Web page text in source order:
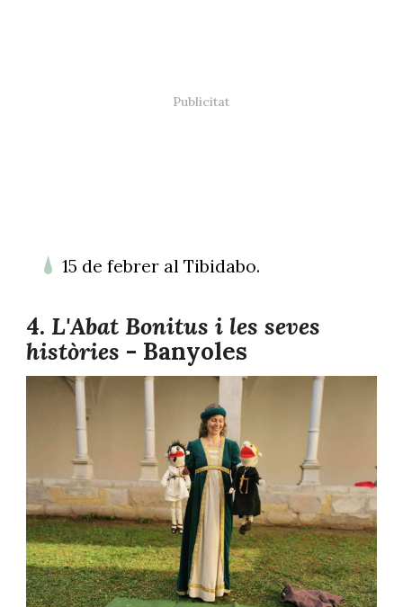
15 de febrer al Tibidabo.
4. L'Abat Bonitus i les seves
històries - Banyoles